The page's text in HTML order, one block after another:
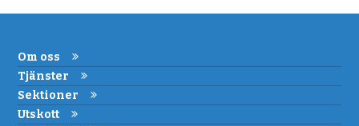
Om oss
Tjänster
Sektioner
Utskott